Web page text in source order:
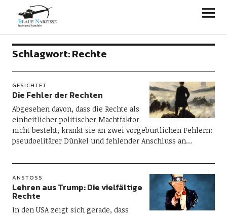
Blaue Narzisse
Schlagwort:Rechte
GESICHTET
Die Fehler der Rechten
Abgesehen davon, dass die Rechte als
einheitlicher politischer Machtfaktor
nicht besteht, krankt sie an zwei vorgeburtlichen Fehlern:
pseudoelitärer Dünkel und fehlender Anschluss an…
ANSTOSS
Lehren aus Trump: Die vielfältige
Rechte
In den USA zeigt sich gerade, dass